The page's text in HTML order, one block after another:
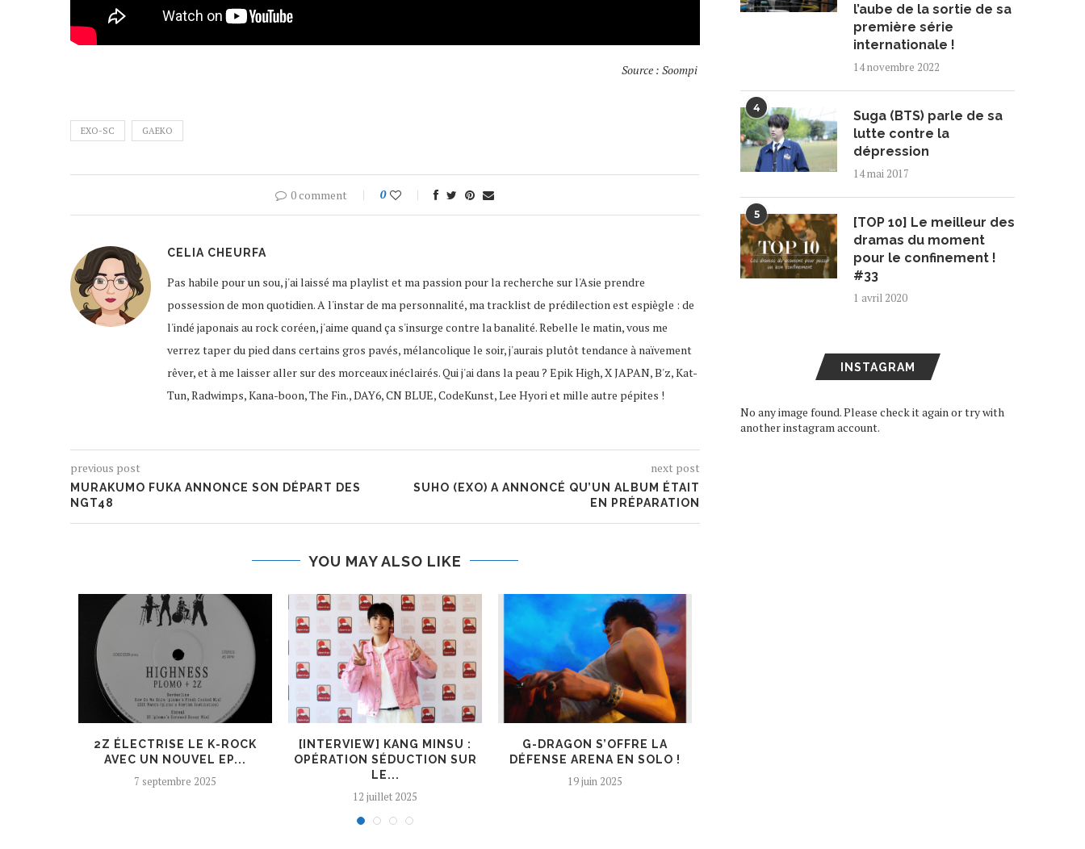
Source : Soompi
EXO-SC GAEKO
0 comment 0
CELIA CHEURFA
Pas habile pour un sou, j'ai laissé ma playlist et ma passion pour la recherche sur l'Asie prendre
possession de mon quotidien. A l'instar de ma personnalité, ma tracklist de prédilection est espiègle : de
l'indé japonais au rock coréen, j'aime quand ça s'insurge contre la banalité. Rebelle le matin, vous me
verrez taper du pied dans certains gros pavés, mélancolique le soir, j'aurais plutôt tendance à naïvement
rêver, et à me laisser aller sur des morceaux inéclairés. Qui j'ai dans la peau ? Epik High, X JAPAN, B'z, Kat-
Tun, Radwimps, Kana-boon, The Fin., DAY6, CN BLUE, CodeKunst, Lee Hyori et mille autre pépites !
previous post
MURAKUMO FUKA ANNONCE SON DÉPART DES
NGT48
next post
SUHO (EXO) A ANNONCÉ QU’UN ALBUM ÉTAIT
EN PRÉPARATION
YOU MAY ALSO LIKE
2Z ÉLECTRISE LE K-ROCK
AVEC UN NOUVEL EP...
7 septembre 2025
[INTERVIEW] KANG MINSU :
OPÉRATION SÉDUCTION SUR
LE...
12 juillet 2025
G-DRAGON S’OFFRE LA
DÉFENSE ARENA EN SOLO !
19 juin 2025
l’aube de la sortie de sa
première série
internationale !
14 novembre 2022
4
Suga (BTS) parle de sa
lutte contre la
dépression
14 mai 2017
5
[TOP 10] Le meilleur des
dramas du moment
pour le confinement !
#33
1 avril 2020
INSTAGRAM
No any image found. Please check it again or try with
another instagram account.